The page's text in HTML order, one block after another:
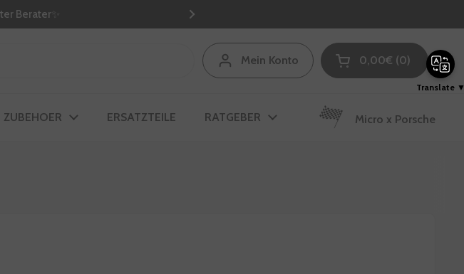
Berater✨
Mein Konto Warenkorb öffnen
Warenkorb
0,00€ 0
im Warenkorb
ZUBEHOER ERSATZTEILE RATGEBER Micro x Porsche
Translate